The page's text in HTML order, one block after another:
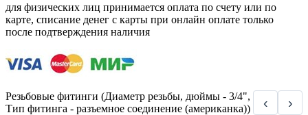
для физических лиц принимается оплата по счету или по
карте, списание денег с карты при онлайн оплате только
после подтверждения наличия
Резьбовые фитинги (Диаметр резьбы, дюймы - 3/4",
Тип фитинга - разъемное соединение (американка))
‹ ›